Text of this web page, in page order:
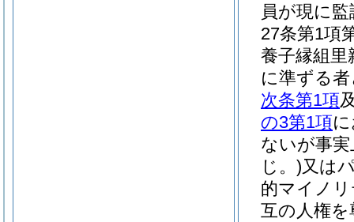
員が現に
27条第1項
養子縁組
に準ずる
次条第1項
の3第1項
ないが事
じ。)又は
的マイノ
互の人権